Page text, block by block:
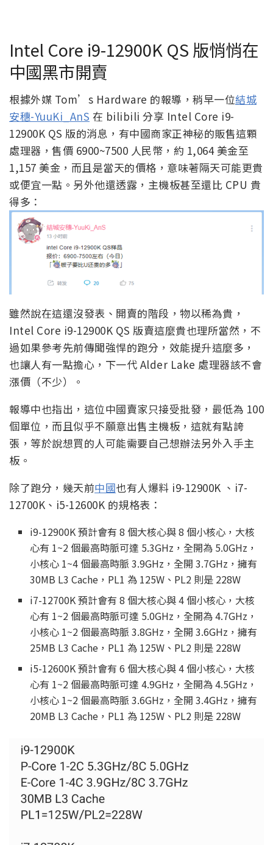
Intel Core i9-12900K QS 版悄悄在
中國黑市開賣
根據外媒 Tom’s Hardware 的報導，稍早一位結城
安穗-YuuKi_AnS 在 bilibili 分享 Intel Core i9-
12900K QS 版的消息，有中國商家正神秘的販售這顆
處理器，售價 6900~7500 人民幣，約 1,064 美金至
1,157 美金，而且是當天的價格，意味著隔天可能更貴
或便宜一點。另外他還透露，主機板甚至還比 CPU 貴
得多：
雖然說在這還沒發表、開賣的階段，物以稀為貴，
Intel Core i9-12900K QS 版賣這麼貴也理所當然，不
過如果參考先前傳聞強悍的跑分，效能提升這麼多，
也讓人有一點擔心，下一代 Alder Lake 處理器該不會
漲價（不少）。
報導中也指出，這位中國賣家只接受批發，最低為 100
個單位，而且似乎不願意出售主機板，這就有點誇
張，等於說想買的人可能需要自己想辦法另外入手主
板。
除了跑分，幾天前中國也有人爆料 i9-12900K 、i7-
12700K、i5-12600K 的規格表：
i9-12900K 預計會有 8 個大核心與 8 個小核心，大核
心有 1~2 個最高時脈可達 5.3GHz，全開為 5.0GHz，
小核心 1~4 個最高時脈 3.9GHz，全開 3.7GHz，擁有
30MB L3 Cache，PL1 為 125W、PL2 則是 228W
i7-12700K 預計會有 8 個大核心與 4 個小核心，大核
心有 1~2 個最高時脈可達 5.0GHz，全開為 4.7GHz，
小核心 1~2 個最高時脈 3.8GHz，全開 3.6GHz，擁有
25MB L3 Cache，PL1 為 125W、PL2 則是 228W
i5-12600K 預計會有 6 個大核心與 4 個小核心，大核
心有 1~2 個最高時脈可達 4.9GHz，全開為 4.5GHz，
小核心 1~2 個最高時脈 3.6GHz，全開 3.4GHz，擁有
20MB L3 Cache，PL1 為 125W、PL2 則是 228W